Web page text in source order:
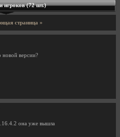
игроков (72 шт.)
страница »
новой версии?
она уже вышла